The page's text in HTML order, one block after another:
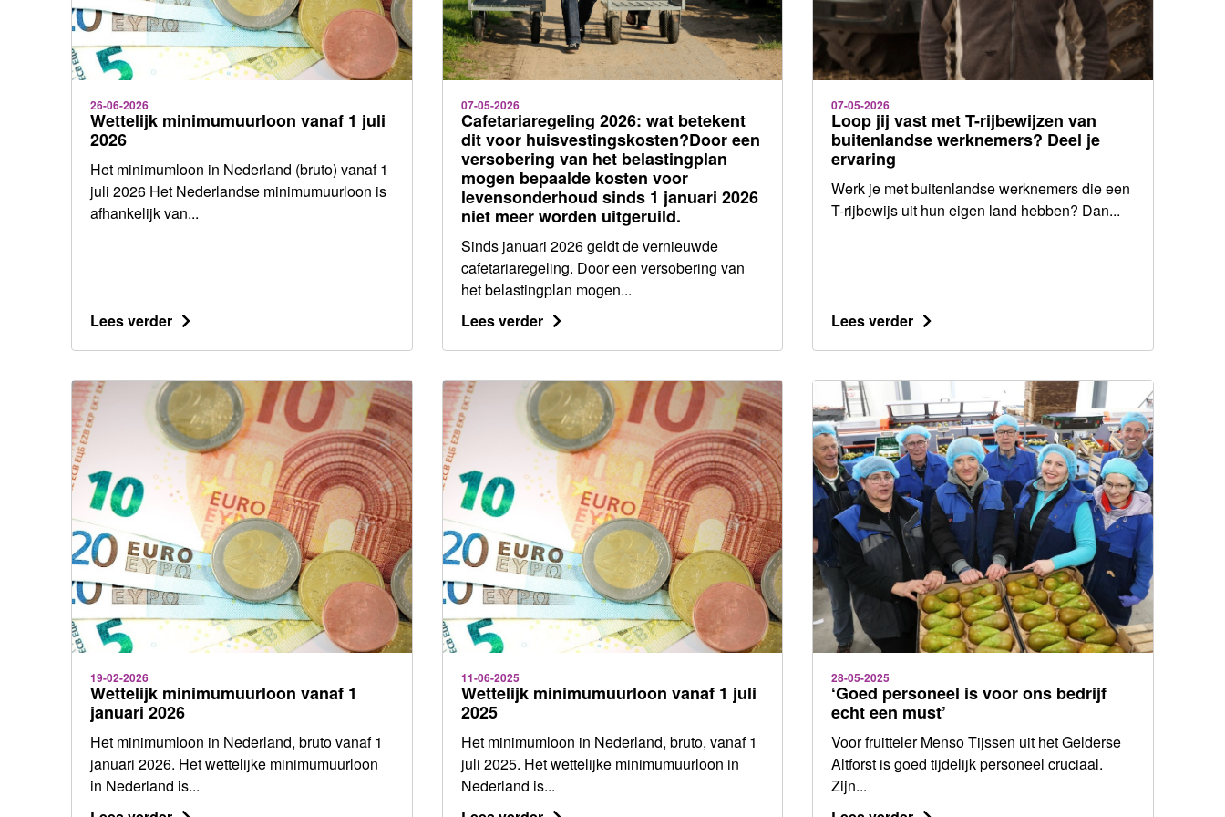
26-06-2026
Wettelijk minimumuurloon vanaf 1 juli
2026
Het minimumloon in Nederland (bruto) vanaf 1
juli 2026 Het Nederlandse minimumuurloon is
afhankelijk van...
Lees verder
07-05-2026
Cafetariaregeling 2026: wat betekent
dit voor huisvestingskosten?Door een
versobering van het belastingplan
mogen bepaalde kosten voor
levensonderhoud sinds 1 januari 2026
niet meer worden uitgeruild.
Sinds januari 2026 geldt de vernieuwde
cafetariaregeling. Door een versobering van
het belastingplan mogen...
Lees verder
07-05-2026
Loop jij vast met T-rijbewijzen van
buitenlandse werknemers? Deel je
ervaring
Werk je met buitenlandse werknemers die een
T-rijbewijs uit hun eigen land hebben? Dan...
Lees verder
19-02-2026
Wettelijk minimumuurloon vanaf 1
januari 2026
Het minimumloon in Nederland, bruto vanaf 1
januari 2026. Het wettelijke minimumuurloon
in Nederland is...
11-06-2025
Wettelijk minimumuurloon vanaf 1 juli
2025
Het minimumloon in Nederland, bruto, vanaf 1
juli 2025. Het wettelijke minimumuurloon in
Nederland is...
28-05-2025
‘Goed personeel is voor ons bedrijf
echt een must’
Voor fruitteler Menso Tijssen uit het Gelderse
Altforst is goed tijdelijk personeel cruciaal.
Zijn...